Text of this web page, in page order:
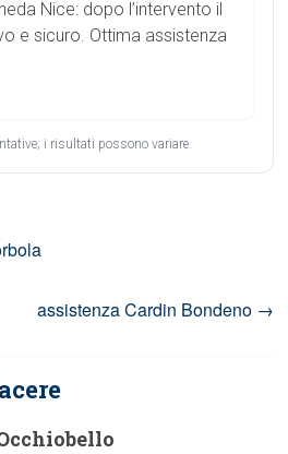
Nice: dopo l’intervento il
e sicuro. Ottima assistenza
i risultati possono variare.
assistenza Cardin Bondeno →